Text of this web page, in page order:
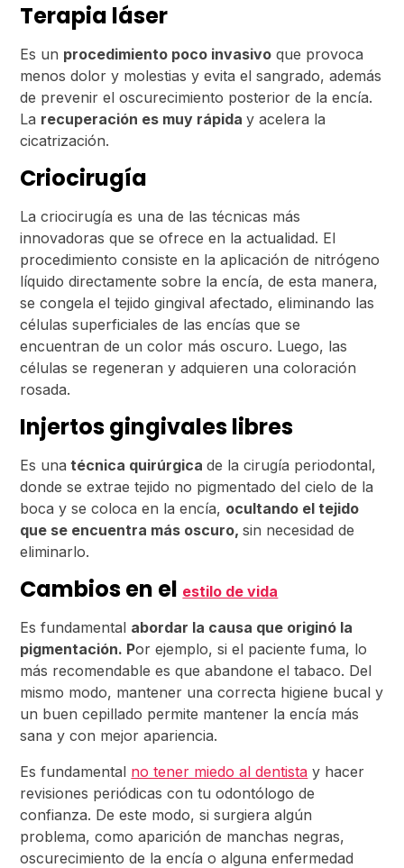
Terapia láser
Es un procedimiento poco invasivo que provoca
menos dolor y molestias y evita el sangrado, además
de prevenir el oscurecimiento posterior de la encía.
La recuperación es muy rápiday acelera la
cicatrización.
Criocirugía
La criocirugía es una de las técnicas más
innovadoras que se ofrece en la actualidad. El
procedimiento consiste en la aplicación de nitrógeno
líquido directamente sobre la encía, de esta manera,
se congela el tejido gingival afectado, eliminando las
células superficiales de las encías que se
encuentran de un color más oscuro. Luego, las
células se regeneran y adquieren una coloración
rosada.
Injertos gingivales libres
Es una técnica quirúrgicade la cirugía periodontal,
donde se extrae tejido no pigmentado del cielo de la
boca y se coloca en la encía, ocultando el tejido
que se encuentra más oscuro,sin necesidad de
eliminarlo.
Cambios en el estilo de vida
Es fundamental abordar la causa que originó la
pigmentación. Por ejemplo, si el paciente fuma, lo
más recomendable es que abandone el tabaco. Del
mismo modo, mantener una correcta higiene bucal y
un buen cepillado permite mantener la encía más
sana y con mejor apariencia.
Es fundamental no tener miedo al dentista y hacer
revisiones periódicas con tu odontólogo de
confianza. De este modo, si surgiera algún
problema, como aparición de manchas negras,
oscurecimiento de la encía o alguna enfermedad